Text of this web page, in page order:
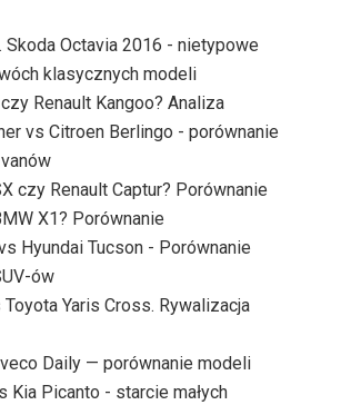
Skoda Octavia 2016 - nietypowe
klasycznych modeli
Renault Kangoo? Analiza
vs Citroen Berlingo - porównanie
czy Renault Captur? Porównanie
X1? Porównanie
Hyundai Tucson - Porównanie
ów
Yaris Cross. Rywalizacja
Daily — porównanie modeli
Kia Picanto - starcie małych